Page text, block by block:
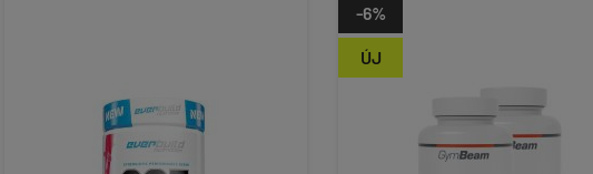
ÚJ
-6%